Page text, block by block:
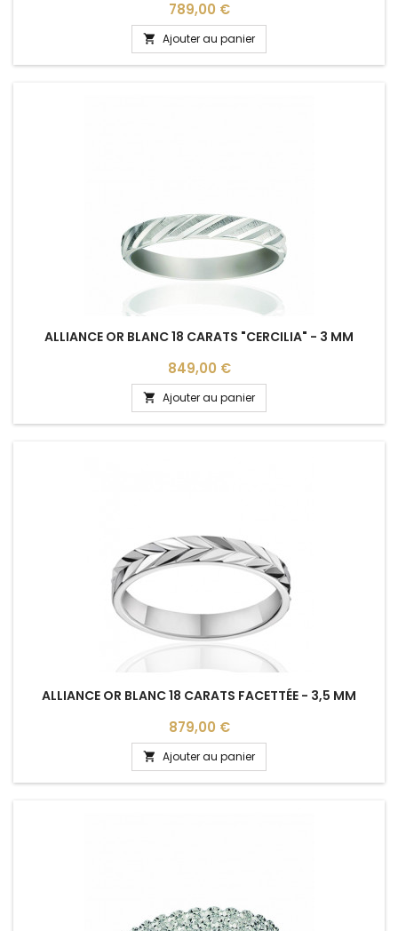
Prix
789,00 €
 Ajouter au panier
ALLIANCE OR BLANC 18 CARATS "CERCILIA" - 3 MM
Prix
849,00 €
 Ajouter au panier
ALLIANCE OR BLANC 18 CARATS FACETTÉE - 3,5 MM
Prix
879,00 €
 Ajouter au panier